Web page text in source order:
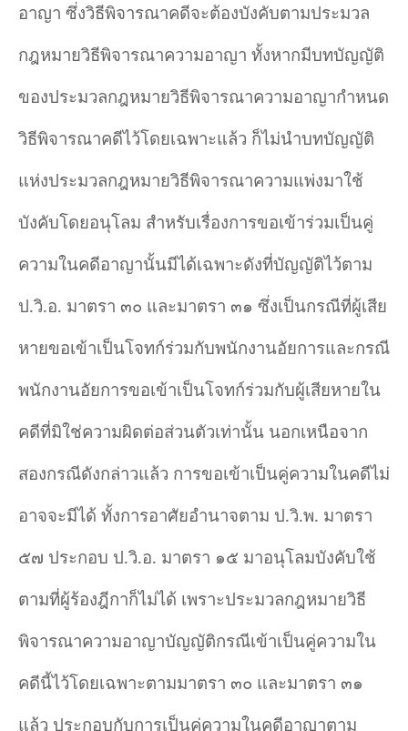
อาญา ซึ่งวิธีพิจารณาคดีจะต้องบังคับตามประมวล
กฎหมายวิธีพิจารณาความอาญา ทั้งหากมีบทบัญญัติ
ของประมวลกฎหมายวิธีพิจารณาความอาญากำหนด
วิธีพิจารณาคดีไว้โดยเฉพาะแล้ว ก็ไม่นำบทบัญญัติ
แห่งประมวลกฎหมายวิธีพิจารณาความแพ่งมาใช้
บังคับโดยอนุโลม สำหรับเรื่องการขอเข้าร่วมเป็นคู่
ความในคดีอาญานั้นมีได้เฉพาะดังที่บัญญัติไว้ตาม
ป.วิ.อ. มาตรา ๓๐ และมาตรา ๓๑ ซึ่งเป็นกรณีที่ผู้เสีย
หายขอเข้าเป็นโจทก์ร่วมกับพนักงานอัยการและกรณี
พนักงานอัยการขอเข้าเป็นโจทก์ร่วมกับผู้เสียหายใน
คดีที่มิใช่ความผิดต่อส่วนตัวเท่านั้น นอกเหนือจาก
สองกรณีดังกล่าวแล้ว การขอเข้าเป็นคู่ความในคดีไม่
อาจจะมีได้ ทั้งการอาศัยอำนาจตาม ป.วิ.พ. มาตรา
๕๗ ประกอบ ป.วิ.อ. มาตรา ๑๕ มาอนุโลมบังคับใช้
ตามที่ผู้ร้องฎีกาก็ไม่ได้ เพราะประมวลกฎหมายวิธี
พิจารณาความอาญาบัญญัติกรณีเข้าเป็นคู่ความใน
คดีนี้ไว้โดยเฉพาะตามมาตรา ๓๐ และมาตรา ๓๑
แล้ว ประกอบกับการเป็นคู่ความในคดีอาญาตาม